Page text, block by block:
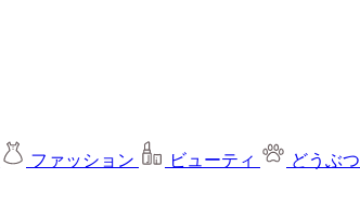
ファッション ビューティ どうぶつ